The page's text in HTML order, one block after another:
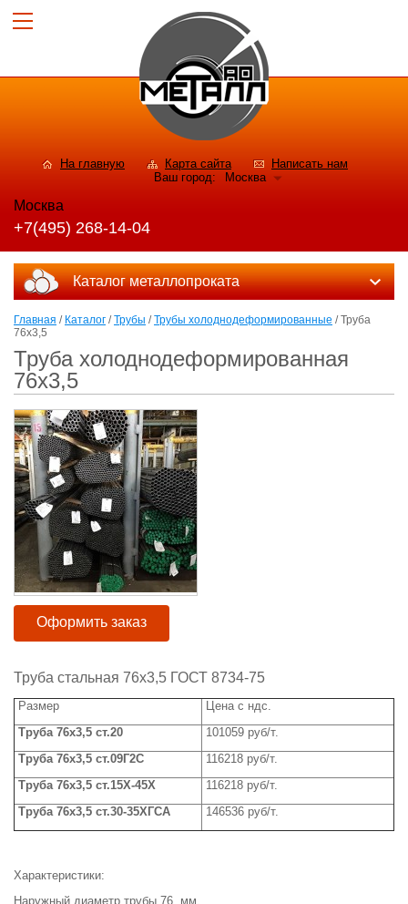
На главную Карта сайта
Написать нам
Ваш город:
Москва
Москва
+7(495) 268-14-04
Каталог металлопроката
Главная / Каталог /Трубы /Трубы холоднодеформированные / Труба
76x3,5
Труба холоднодеформированная
76x3,5
Оформить заказ
Труба стальная 76x3,5 ГОСТ 8734-75
Размер
Цена с ндс.
Труба 76x3,5 ст.20
101059 руб/т.
Труба 76x3,5 ст.09Г2С
116218 руб/т.
Труба 76x3,5 ст.15Х-45Х
116218 руб/т.
Труба 76x3,5 ст.30-35ХГСА 146536 руб/т.
Характеристики:
Наружный диаметр трубы 76 мм.